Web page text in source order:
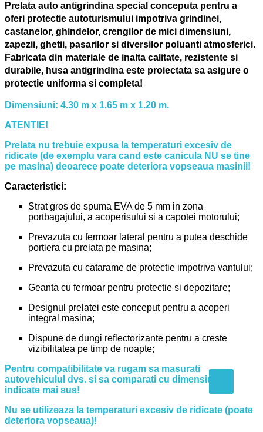
Prelata auto antigrindina special conceputa pentru a
oferi protectie autoturismului impotriva grindinei,
castanelor, ghindelor, crengilor de mici dimensiuni,
zapezii, ghetii, pasarilor si diversilor poluanti atmosferici.
Fabricata din materiale de inalta calitate, rezistente si
durabile, husa antigrindina este proiectata sa asigure o
protectie uniforma si completa!
Dimensiuni: 4.30 m x 1.65 m x 1.20 m.
ATENTIE!
Prelata nu trebuie expusa la temperaturi excesiv de
ridicate (de exemplu vara cand este canicula NU se tine
pe masina) deoarece poate deteriora vopseaua masinii!
Caracteristici:
Strat gros de spuma EVA de 5 mm in zona
portbagajului, a acoperisului si a capotei motorului;
Prevazuta cu fermoar lateral pentru a putea deschide
portiera cu prelata pe masina;
Prevazuta cu catarame de protectie impotriva vantului;
Geanta cu fermoar pentru protectie si depozitare;
Designul prelatei este conceput pentru a acoperi
integral masina;
Dispune de dungi reflectorizante pentru a creste
vizibilitatea pe timp de noapte;
Pentru compatibilitate va rugam sa masurati
autovehiculul dvs. si sa comparati cu dimensiunile
indicate mai sus!
Nu se utilizeaza la temperaturi excesiv de ridicate (poate
deteriora vopseaua)!